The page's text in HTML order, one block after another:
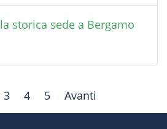
storica sede a Bergamo
3 4 5 Avanti